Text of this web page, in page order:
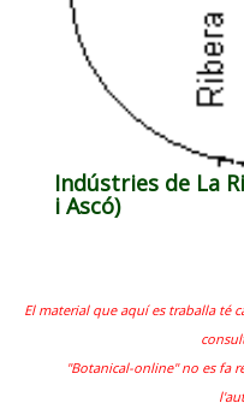
Indústries de La
i Ascó)
El material que aquí es traballa té
"Botanical-online" no es fa